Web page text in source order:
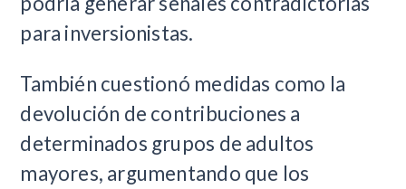
para inversionistas.
También cuestionó medidas como la
devolución de contribuciones a
determinados grupos de adultos
mayores, argumentando que los